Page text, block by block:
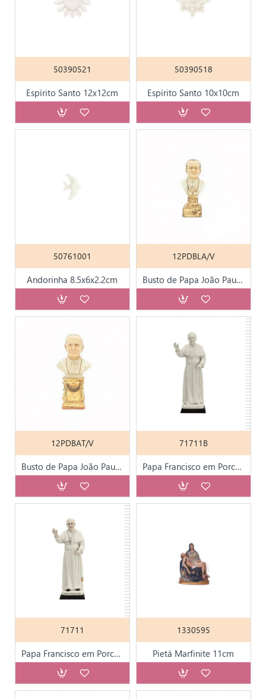
50390521
Espírito Santo 12x12cm
50390518
Espírito Santo 10x10cm
50761001
Andorinha 8.5x6x2.2cm
12PDBLA/V
Busto de Papa João Paulo II Base Lisa Alta 22cm
12PDBAT/V
Busto de Papa João Paulo II Base Alta Trabalhada 28cm
71711B
Papa Francisco em Porcelana Branca 28cm
71711
Papa Francisco em Porcelana Pintada 28cm
1330595
Pietá Marfinite 11cm